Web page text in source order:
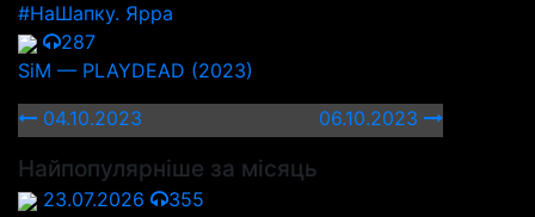
#НаШапку. Ярра
287
SiM — PLAYDEAD (2023)
04.10.2023
06.10.2023
Найпопулярніше за місяць
23.07.2026
355